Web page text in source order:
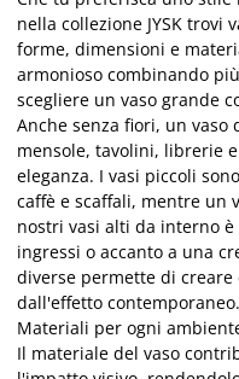
nella collezione JYSK
forme, dimensioni e
armonioso combinando
scegliere un vaso grande
Anche senza fiori, un vaso
mensole, tavolini, librerie
eleganza. I vasi piccoli
caffè e scaffali, mentre un
nostri vasi alti da interno
ingressi o accanto a una
diverse permette di
dall'effetto contemporaneo.
Materiali per ogni
Il materiale del vaso